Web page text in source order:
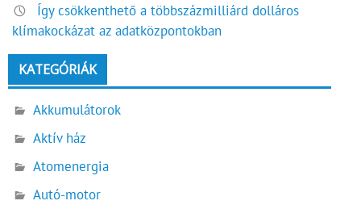
Így csökkenthető a többszázmilliárd dolláros
klímakockázat az adatközpontokban
KATEGÓRIÁK
Akkumulátorok
Aktív ház
Atomenergia
Autó-motor